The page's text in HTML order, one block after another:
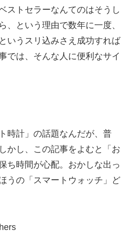
ストセラーなんてのはそうし
という理由で数年に一度、
いうスリ込みさえ成功すれば
では、そんな人に便利なサイ
時計」の話題なんだが、普
かし、この記事をよむと「お
ち時間が心配。おかしな出っ
うの「スマートウォッチ」ど